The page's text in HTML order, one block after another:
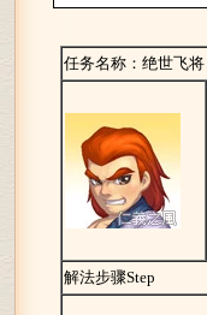
任务名称：绝世飞将
解法步骤Step